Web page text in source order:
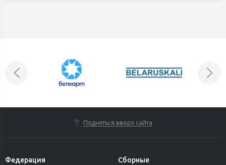
Подняться вверх сайта
Федерация Сборные